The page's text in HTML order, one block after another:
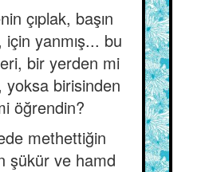
çıplak, başın
için yanmış... bu
bir yerden mi
yoksa birisinden
öğrendin?
methettiğin
şükür ve hamd